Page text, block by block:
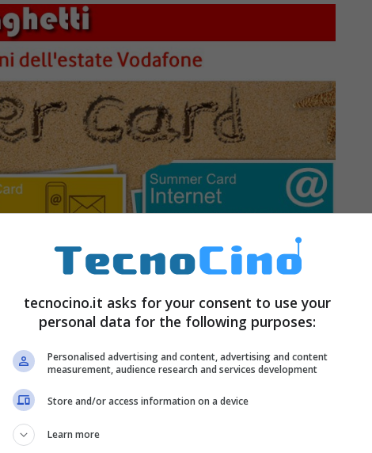
il telefono ci fa un uso classico ovvero ci fa
si paga
ogni 10 euro di chiamate effettuate verso
tecnocino.it asks for your consent to use your
personal data for the following purposes:
Personalised advertising and content, advertising and content
measurement, audience research and services development
Store and/or access information on a device
Learn more